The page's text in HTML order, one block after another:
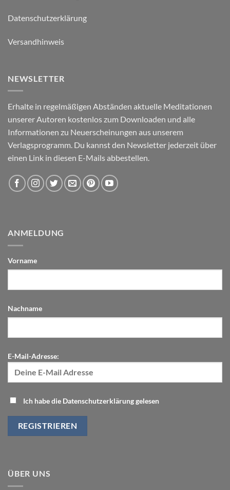
Datenschutzerklärung
Versandhinweis
NEWSLETTER
Erhalte in regelmäßigen Abständen aktuelle Meditationen
unserer Autoren kostenlos zum Downloaden und alle
Informationen zu Neuerscheinungen aus unserem
Verlagsprogramm. Du kannst den Newsletter jederzeit über
einen Link in diesen E-Mails abbestellen.
ANMELDUNG
Vorname
Nachname
E-Mail-Adresse:
Ich habe die Datenschutzerklärung gelesen
ÜBER UNS